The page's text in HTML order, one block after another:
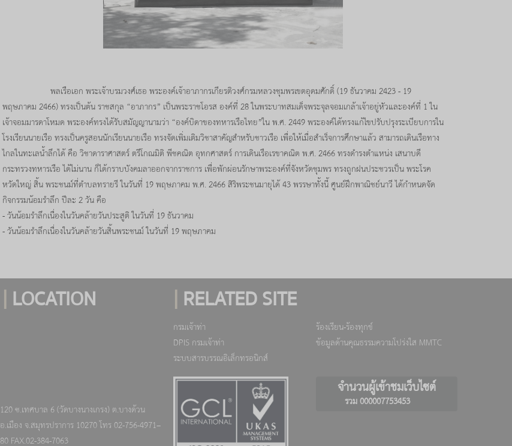
พลเรือเอก พระเจ้าบรมวงศ์เธอ พระองค์เจ้าอาภากรเกียรติวงศ์กรมหลวงชุมพรเขตอุดมศักดิ์ (19 ธันวาคม 2423 - 19
พฤษภาคม 2466) ทรงเป็นต้น ราชสกุล “อาภากร” เป็นพระราชโอรส องค์ที่ 28 ในพระบาทสมเด็จพระจุลจอมเกล้าเจ้าอยู่หัวและองค์ที่ 1 ใน
เจ้าจอมมารดาโหมด พระองค์ทรงได้รับสมัญญานามว่า “องค์บิดาของทหารเรือไทย”ใน พ.ศ. 2449 พระองค์ได้ทรงแก้ไขปรับปรุงระเบียบการใน
โรงเรียนนายเรือ ทรงเป็นครูสอนนักเรียนนายเรือ ทรงจัดเพิ่มเติมวิชาสาคัญสำหรับชาวเรือ เพื่อให้เมื่อสำเร็จการศึกษาแล้ว สามารถเดินเรือทาง
ไกลในทะเลน้ำลึกได้ คือ วิชาดาราศาสตร์ ตรีโกณมิติ พีชคณิต อุทกศาสตร์ การเดินเรือเรขาคณิต พ.ศ. 2466 ทรงดำรงตำแหน่ง เสนาบดี
กระทรวงทหารเรือ ได้ไม่นาน ก็ได้กราบบังคมลาออกจากราชการ เพื่อพักผ่อนรักษาพระองค์ที่จังหวัดชุมพร ทรงถูกฝนประชวรเป็น พระโรค
หวัดใหญ่ สิ้น พระชนม์ที่ตำบลทรายรี ในวันที่ 19 พฤษภาคม พ.ศ. 2466 สิริพระชนมายุได้ 43 พรรษาทั้งนี้ ศูนย์ฝึกพาณิชย์นาวี ได้กำหนดจัด
กิจกรรมน้อมรำลึก ปีละ 2 วัน คือ
- วันน้อมรำลึกเนื่องในวันคล้ายวันประสูติ ในวันที่ 19 ธันวาคม
- วันน้อมรำลึกเนื่องในวันคล้ายวันสิ้นพระชนม์ ในวันที่ 19 พฤษภาคม
| LOCATION
120 ซ.เทศบาล 6 (วัดบางนางเกรง) ต.บางด้วน
อ.เมือง จ.สมุทรปราการ 10270 โทร 02-756-4971–
80 FAX.02-384-7063
| RELATED SITE
กรมเจ้าท่า
DPIS กรมเจ้าท่า
ระบบสารบรรณอิเล็กทรอนิกส์
ร้องเรียน-ร้องทุกข์
ข้อมูลด้านคุณธรรมความโปร่งใส MMTC
จำนวนผู้เข้าชมเว็บไซต์
รวม 000007753453